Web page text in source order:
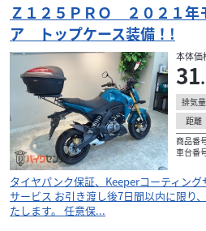
Ｚ１２５ＰＲＯ ２０２１
ア トップケース装備！!
本体価
31
排気量
距離
商品番
車台番
タイヤパンク保証、Keeperコーティン
サービス お引き渡し後7日間以内に限り
たします。 任意保...